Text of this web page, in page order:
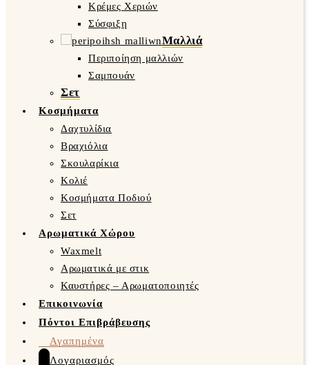
Κρέμες Χεριών
Σύσφιξη
Μαλλιά
Περιποίηση μαλλιών
Σαμπουάν
Σετ
Κοσμήματα
Δαχτυλίδια
Βραχιόλια
Σκουλαρίκια
Κολιέ
Κοσμήματα Ποδιού
Σετ
Αρωματικά Χώρου
Waxmelt
Αρωματικά με στικ
Καυστήρες – Αρωματοποιητές
Επικοινωνία
Πόντοι Επιβράβευσης
Αγαπημένα
Λογαριασμός